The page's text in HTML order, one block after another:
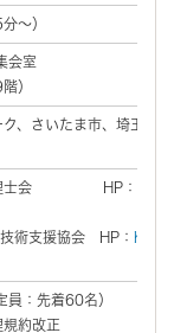
～）
会室
）
、さいたま市、埼玉県
管理士会 HP：
術支援協会 HP：
：先着60名）
約改正